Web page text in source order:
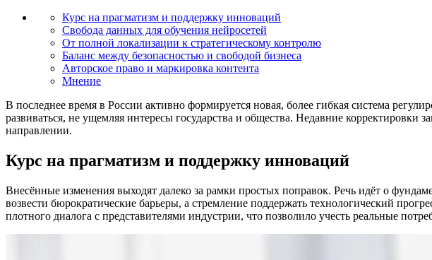
Курс на прагматизм и поддержку инноваций
Свобода данных для обучения нейросетей
От полной локализации к стратегическому контролю
Баланс между безопасностью и свободой бизнеса
Авторское право и маркировка контента
Мнение
В последнее время в России активно формируется новая, более гибкая система
развиваться, не ущемляя интересы государства и общества. Недавние
направлении.
Курс на прагматизм и поддержку инноваций
Внесённые изменения выходят далеко за рамки простых поправок. Речь идёт о
возвести бюрократические барьеры, а стремление поддержать технологический
плотного диалога с представителями индустрии, что позволило учесть реальные